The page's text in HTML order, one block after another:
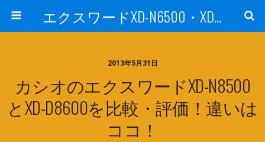
エクスワードXD-N6500・XD-N8500を他機種と比較・評価！ 社会人・大学生に
2013年5月31日
カシオのエクスワードXD-N8500
とXD-D8600を比較・評価！違いは
ココ！